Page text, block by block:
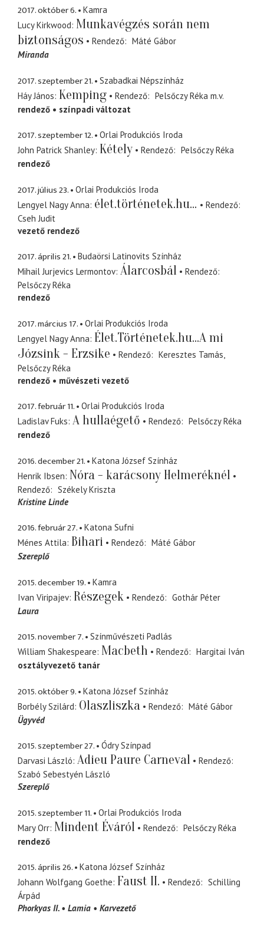
2017. október 6.
Kamra
Lucy Kirkwood Munkavégzés során nem
biztonságos
Rendező
Máté Gábor
Miranda
2017. szeptember 21.
Szabadkai Népszínház
Háy János Kemping Rendező Pelsőczy Réka m.v.
rendező
színpadi változat
2017. szeptember 12.
Orlai Produkciós Iroda
John Patrick Shanley Kétely Rendező
Pelsőczy Réka
rendező
2017. július 23.
Orlai Produkciós Iroda
Lengyel Nagy Anna élet.történetek.hu...
Rendező
Cseh Judit
vezető rendező
2017. április 21.
Budaörsi Latinovits Színház
Mihail Jurjevics Lermontov Álarcosbál
Rendező
Pelsőczy Réka
rendező
2017. március 17.
Orlai Produkciós Iroda
Lengyel Nagy Anna Élet.Történetek.hu...A mi
Józsink - Erzsike
Rendező
Keresztes Tamás
Pelsőczy Réka
rendező
művészeti vezető
2017. február 11.
Orlai Produkciós Iroda
Ladislav Fuks A hullaégető Rendező
Pelsőczy Réka
rendező
2016. december 21.
Katona József Színház
Henrik Ibsen Nóra - karácsony Helmeréknél
Rendező
Székely Kriszta
Kristine Linde
2016. február 27.
Katona Sufni
Ménes Attila Bihari Rendező
Máté Gábor
Szereplő
2015. december 19.
Kamra
Ivan Viripajev Részegek Rendező
Gothár Péter
Laura
2015. november 7.
Színművészeti Padlás
William Shakespeare Macbeth Rendező
Hargitai Iván
osztályvezető tanár
2015. október 9.
Katona József Színház
Borbély Szilárd Olaszliszka Rendező
Máté Gábor
Ügyvéd
2015. szeptember 27.
Ódry Színpad
Darvasi László Adieu Paure Carneval
Rendező
Szabó Sebestyén László
Szereplő
2015. szeptember 11.
Orlai Produkciós Iroda
Mary Orr Mindent Éváról Rendező
Pelsőczy Réka
rendező
2015. április 26.
Katona József Színház
Johann Wolfgang Goethe Faust II. Rendező
Schilling
Árpád
Phorkyas II.
Lamia Karvezető